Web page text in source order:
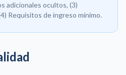
adicionales ocultos, (3)
Requisitos de ingreso mínimo.